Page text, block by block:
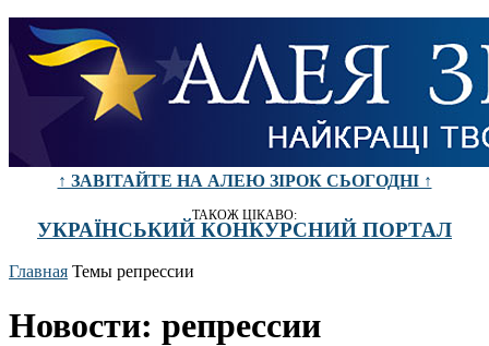
↑ ЗАВІТАЙТЕ НА АЛЕЮ ЗІРОК СЬОГОДНІ ↑
ТАКОЖ ЦІКАВО:
УКРАЇНСЬКИЙ КОНКУРСНИЙ ПОРТАЛ
Главная Темы репрессии
Новости: репрессии